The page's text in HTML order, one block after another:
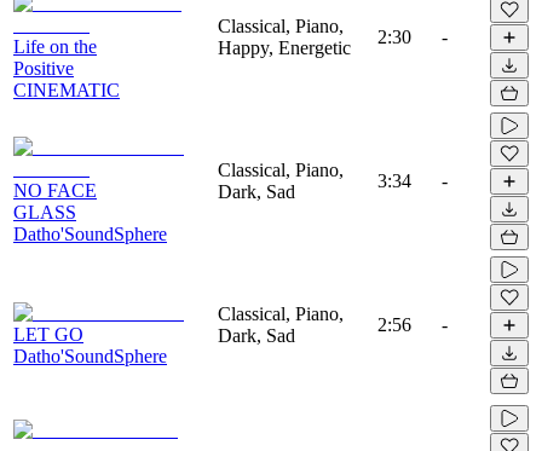
Life on the
Positive
CINEMATIC
Classical, Piano,
Happy, Energetic
2:30 -
NO FACE
GLASS
Datho'SoundSphere
Classical, Piano,
Dark, Sad
3:34 -
LET GO
Datho'SoundSphere
Classical, Piano,
Dark, Sad
2:56 -